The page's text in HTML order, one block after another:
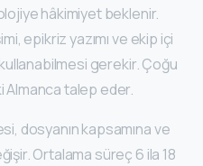
hâkimiyet beklenir.
epikriz yazımı ve ekip içi
gerekir. Çoğu
Almanca talep eder.
dosyanın kapsamına ve
Ortalama süreç 6 ila 18